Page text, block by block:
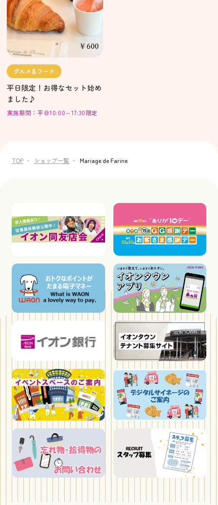
グルメ＆フード
平日限定！お得なセット始め
ました♪
実施期間：平日10:00～17:30限定
TOP ショップ一覧 Mariage de Farine